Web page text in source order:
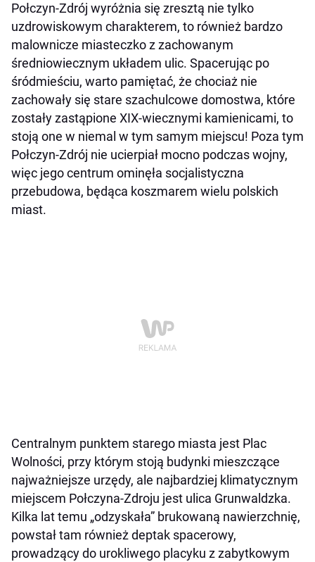
Połczyn-Zdrój wyróżnia się zresztą nie tylko
uzdrowiskowym charakterem, to również bardzo
malownicze miasteczko z zachowanym
średniowiecznym układem ulic. Spacerując po
śródmieściu, warto pamiętać, że chociaż nie
zachowały się stare szachulcowe domostwa, które
zostały zastąpione XIX-wiecznymi kamienicami, to
stoją one w niemal w tym samym miejscu! Poza tym
Połczyn-Zdrój nie ucierpiał mocno podczas wojny,
więc jego centrum ominęła socjalistyczna
przebudowa, będąca koszmarem wielu polskich
miast.
Centralnym punktem starego miasta jest Plac
Wolności, przy którym stoją budynki mieszczące
najważniejsze urzędy, ale najbardziej klimatycznym
miejscem Połczyna-Zdroju jest ulica Grunwaldzka.
Kilka lat temu „odzyskała” brukowaną nawierzchnię,
powstał tam również deptak spacerowy,
prowadzący do urokliwego placyku z zabytkowym